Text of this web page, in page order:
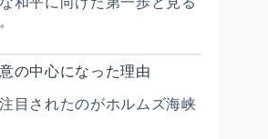
の中心になった理由
目されたのがホルムズ海峡